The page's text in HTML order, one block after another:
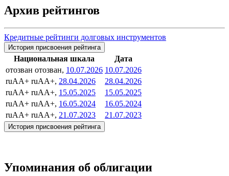
Архив рейтингов
Кредитные рейтинги долговых инструментов
История присвоения рейтинга
Национальная шкала
Дата
отозван отозван, 10.07.2026 10.07.2026
ruAA+ ruAA+, 28.04.2026
28.04.2026
ruAA+ ruAA+, 15.05.2025
15.05.2025
ruAA+ ruAA+, 16.05.2024
16.05.2024
ruAA+ ruAA+, 21.07.2023 21.07.2023
История присвоения рейтинга
Упоминания об облигации